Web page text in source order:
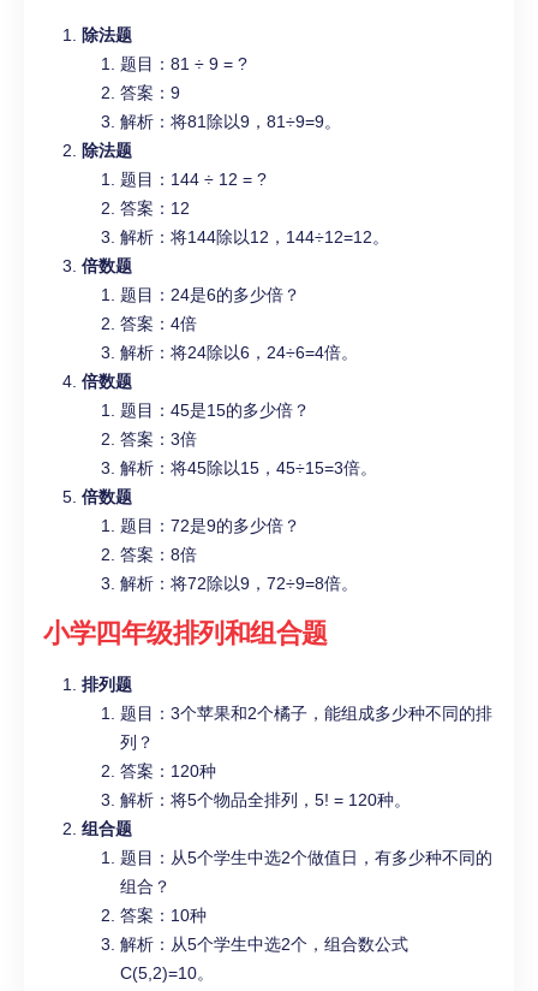
除法题
题目：81 ÷ 9 = ?
答案：9
解析：将81除以9，81÷9=9。
除法题
题目：144 ÷ 12 = ?
答案：12
解析：将144除以12，144÷12=12。
倍数题
题目：24是6的多少倍？
答案：4倍
解析：将24除以6，24÷6=4倍。
倍数题
题目：45是15的多少倍？
答案：3倍
解析：将45除以15，45÷15=3倍。
倍数题
题目：72是9的多少倍？
答案：8倍
解析：将72除以9，72÷9=8倍。
小学四年级排列和组合题
排列题
题目：3个苹果和2个橘子，能组成多少种不同的排
列？
答案：120种
解析：将5个物品全排列，5! = 120种。
组合题
题目：从5个学生中选2个做值日，有多少种不同的
组合？
答案：10种
解析：从5个学生中选2个，组合数公式
C(5,2)=10。